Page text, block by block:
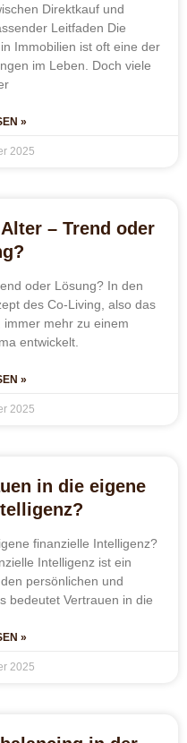
Direktkauf und
Leitfaden Die
Immobilien ist oft eine der
im Leben. Doch viele
»
2025
– Trend oder
oder Lösung? In den
des Co-Living, also das
mehr zu einem
entwickelt.
»
2025
in die eigene
finanzielle Intelligenz?
Intelligenz ist ein
persönlichen und
bedeutet Vertrauen in die
»
2025